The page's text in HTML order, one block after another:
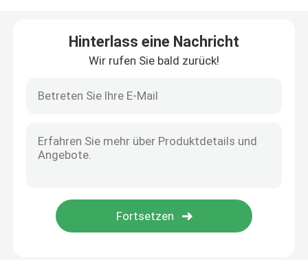
Hinterlass eine Nachricht
Wir rufen Sie bald zurück!